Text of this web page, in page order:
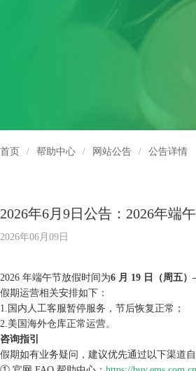
首页 / 帮助中心 / 网站公告 / 公告详情
2026年6月9日公告：2026年端
2026年06月09日
2026 年端午节放假时间为6 月 19 日（周五）
假期运营相关安排如下：
1.国内人工客服暂停服务，节后恢复正常；
2.美国海外仓库正常运营。
咨询指引
假期如有业务疑问，建议优先通过以下渠道自